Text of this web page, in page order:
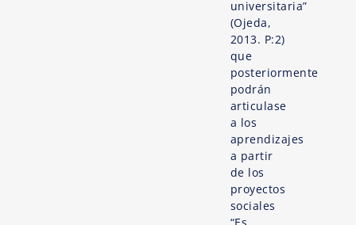
universitaria”
(Ojeda,
2013. P:2)
que
posteriormente
podrán
articulase
a los
aprendizajes
a partir
de los
proyectos
sociales